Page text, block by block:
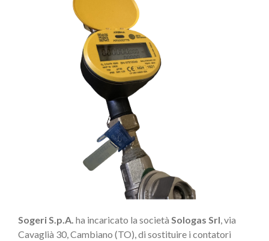
Sogeri S.p.A. ha incaricato la società Sologas Srl,via
Cavaglià 30, Cambiano (TO), di sostituire i contatori